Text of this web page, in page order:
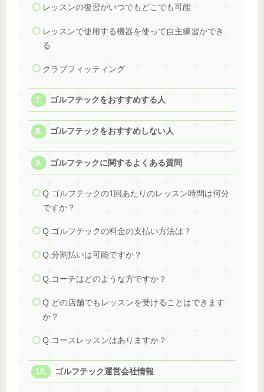
レッスンの復習がいつでもどこでも可能
レッスンで使用する機器を使って自主練習ができ
る
クラブフィッティング
ゴルフテックをおすすめする人
ゴルフテックをおすすめしない人
ゴルフテックに関するよくある質問
Q.ゴルフテックの1回あたりのレッスン時間は何分
ですか？
Q.ゴルフテックの料金の支払い方法は？
Q.分割払いは可能ですか？
Q.コーチはどのような方ですか？
Q.どの店舗でもレッスンを受けることはできます
か？
Q.コースレッスンはありますか？
ゴルフテック運営会社情報